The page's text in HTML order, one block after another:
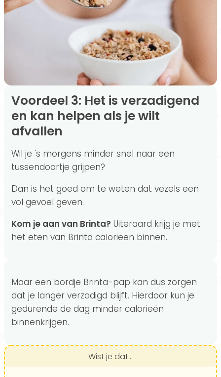
Voordeel 3: Het is verzadigend
en kan helpen als je wilt
afvallen
Wil je 's morgens minder snel naar een
tussendoortje grijpen?
Dan is het goed om te weten dat vezels een
vol gevoel geven.
Kom je aan van Brinta? Uiteraard krijg je met
het eten van Brinta calorieën binnen.
Maar een bordje Brinta-pap kan dus zorgen
dat je langer verzadigd blijft. Hierdoor kun je
gedurende de dag minder calorieën
binnenkrijgen.
Wist je dat...